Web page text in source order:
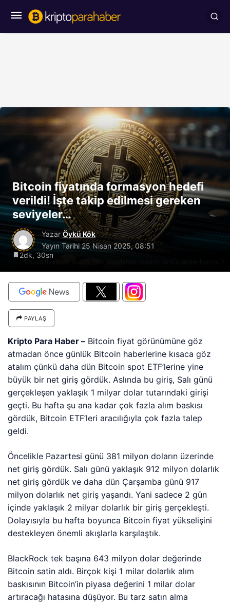
Bitcoin fiyatında bugün: Yeni zirvelerden tersine dönüş bekleniyor mu?
Bitcoin fiyatında formasyon hedefi
verildi! İşte takip edilmesi gereken
seviyeler…
YazarÖykü Kök
Yayın Tarihi25 Nisan 2025, 08:51
2dk, 30sn
PAYLAŞ
Kripto Para Haber – Bitcoin fiyat görünümüne göz
atmadan önce günlük Bitcoin haberlerine kısaca göz
atalım çünkü daha dün Bitcoin spot ETF’lerine yine
büyük bir net giriş gördük. Aslında bu giriş, Salı günü
gerçekleşen yaklaşık 1 milyar dolar tutarındaki girişi
geçti. Bu hafta şu ana kadar çok fazla alım baskısı
gördük, Bitcoin ETF’leri aracılığıyla çok fazla talep
geldi.
Öncelikle Pazartesi günü 381 milyon doların üzerinde
net giriş gördük. Salı günü yaklaşık 912 milyon dolarlık
net giriş gördük ve daha dün Çarşamba günü 917
milyon dolarlık net giriş yaşandı. Yani sadece 2 gün
içinde yaklaşık 2 milyar dolarlık bir giriş gerçekleşti.
Dolayısıyla bu hafta boyunca Bitcoin fiyat yükselişini
destekleyen önemli akışlarla karşılaştık.
BlackRock tek başına 643 milyon dolar değerinde
Bitcoin satin aldı. Birçok kişi 1 milar dolarlık alım
baskısının Bitcoin’in piyasa değerini 1 milar dolar
artıracağı hatasına düşüyor. Bu tarz satın alma